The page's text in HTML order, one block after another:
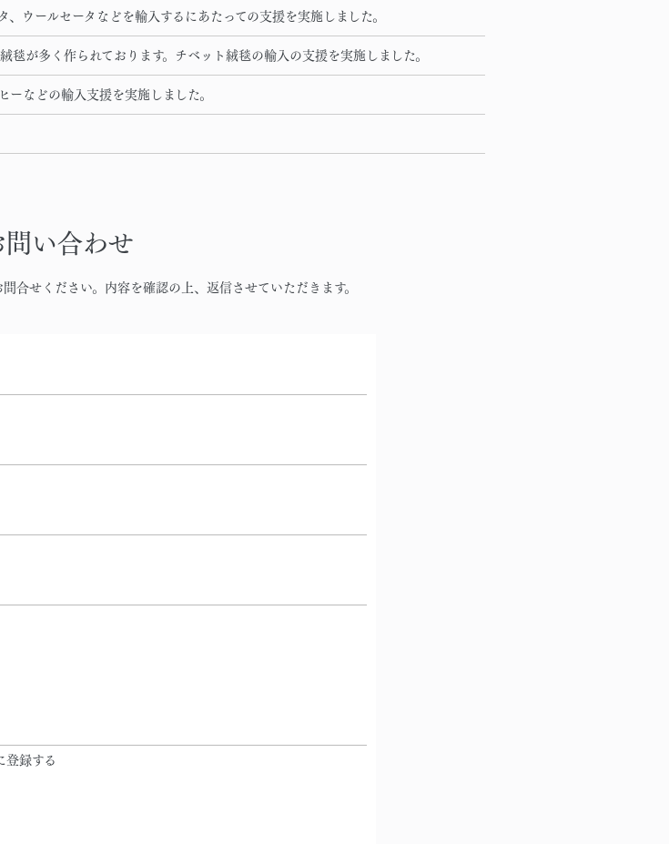
、ウールセータなどを輸入するにあたっての支援を実施しました。
毯が多く作られております。チベット絨毯の輸入の支援を実施しました。
ーなどの輸入支援を実施しました。
問い合わせ
合せください。内容を確認の上、返信させていただきます。
登録する